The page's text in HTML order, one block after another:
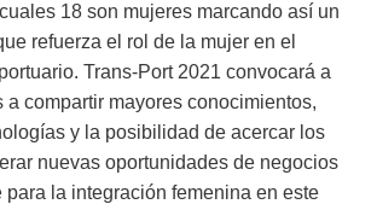
18 son mujeres marcando así un
refuerza el rol de la mujer en el
Trans-Port 2021 convocará a
a compartir mayores conocimientos,
y la posibilidad de acercar los
nuevas oportunidades de negocios
para la integración femenina en este